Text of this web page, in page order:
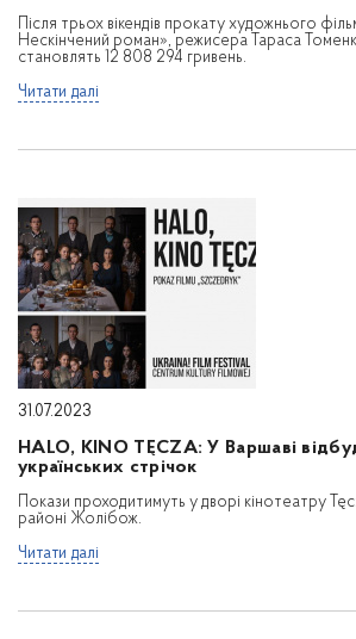
Після трьох вікендів прокату художнього
Нескінчений роман», режисера Тараса
становлять 12 808 294 гривень.
Читати далі
31.07.2023
HALO, KINO TĘCZA: У Варшаві
українських стрічок
Покази проходитимуть у дворі кінотеатру
районі Жолібож.
Читати далі